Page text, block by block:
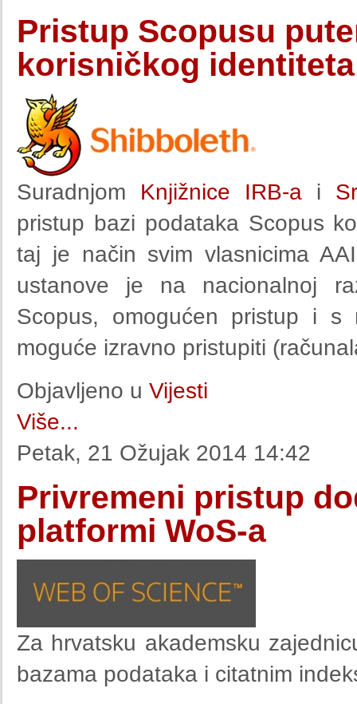
Pristup Scopusu
korisničkog identiteta
Suradnjom Knjižnice IRB-ai
pristup bazi podataka Scopus
taj je način svim vlasnicima
ustanove je na nacionalnoj
Scopus, omogućen pristup i
moguće izravno pristupiti
Objavljeno u Vijesti
Više...
Petak, 21 Ožujak 2014 14:42
Privremeni pristup
platformi WoS-a
Za hrvatsku akademsku
bazama podataka i citatnim